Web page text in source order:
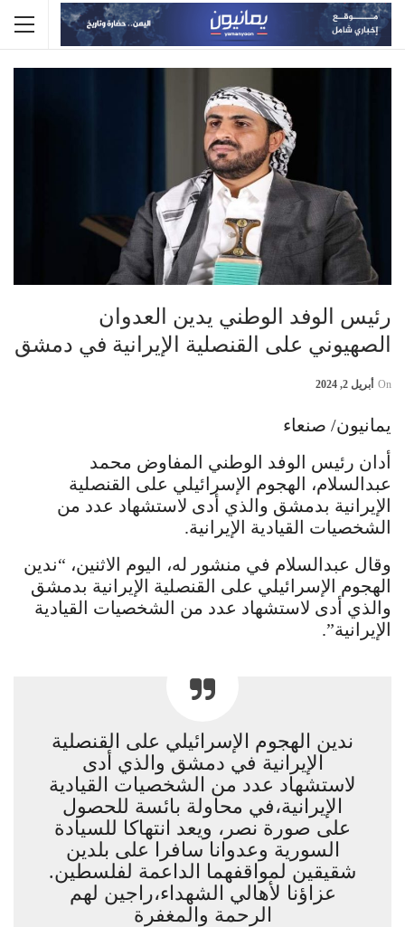
رئيس الوفد الوطني يدين العدوان
الصهيوني على القنصلية الإيرانية في دمشق
On أبريل 2, 2024
يمانيون/ صنعاء
أدان رئيس الوفد الوطني المفاوض محمد
عبدالسلام، الهجوم الإسرائيلي على القنصلية
الإيرانية بدمشق والذي أدى لاستشهاد عدد من
الشخصيات القيادية الإيرانية.
وقال عبدالسلام في منشور له، اليوم الاثنين، “ندين
الهجوم الإسرائيلي على القنصلية الإيرانية بدمشق
والذي أدى لاستشهاد عدد من الشخصيات القيادية
الإيرانية”.
ندين الهجوم الإسرائيلي على القنصلية
الإيرانية في دمشق والذي أدى
لاستشهاد عدد من الشخصيات القيادية
الإيرانية،في محاولة بائسة للحصول
على صورة نصر، ويعد انتهاكا للسيادة
السورية وعدوانا سافرا على بلدين
شقيقين لمواقفهما الداعمة لفلسطين.
عزاؤنا لأهالي الشهداء،راجين لهم
الرحمة والمغفرة